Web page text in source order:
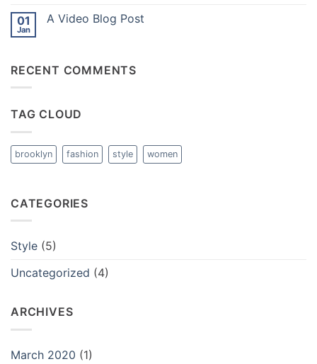
A
Gallery
A
01
Jan
A Video Blog Post
Video
RECENT COMMENTS
TAG CLOUD
brooklyn fashion style women
CATEGORIES
Style (5)
Uncategorized (4)
ARCHIVES
March 2020 (1)